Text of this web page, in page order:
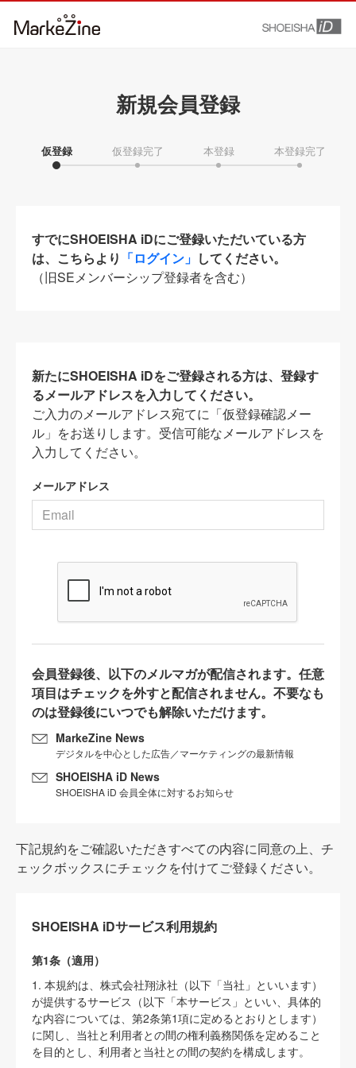
新規会員登録
仮登録 仮登録完了 本登録 本登録完了
すでにSHOEISHA iDにご登録いただいている方
は、こちらより 「ログイン」 してください。
（旧SEメンバーシップ登録者を含む）
新たにSHOEISHA iDをご登録される方は、登録す
るメールアドレスを入力してください。
ご入力のメールアドレス宛てに「仮登録確認メー
ル」をお送りします。受信可能なメールアドレスを
入力してください。
メールアドレス
会員登録後、以下のメルマガが配信されます。任意
項目はチェックを外すと配信されません。不要なも
のは登録後にいつでも解除いただけます。
MarkeZine News
デジタルを中心とした広告／マーケティングの最新情報
SHOEISHA iD News
SHOEISHA iD 会員全体に対するお知らせ
下記規約をご確認いただきすべての内容に同意の上、チ
ェックボックスにチェックを付けてご登録ください。
SHOEISHA iDサービス利用規約
第1条（適用）
1. 本規約は、株式会社翔泳社（以下「当社」といいます）
が提供するサービス（以下「本サービス」といい、具体的
な内容については、第2条第1項に定めるとおりとします）
に関し、当社と利用者との間の権利義務関係を定めること
を目的とし、利用者と当社との間の契約を構成します。